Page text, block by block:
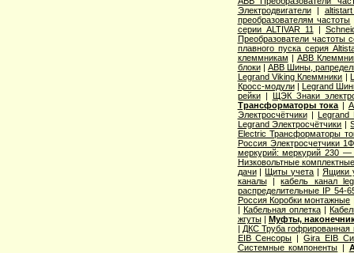
Электродвигатели|
преобразователям частоты
серии ALTIVAR 11
|
Преобразователи частоты
плавного пуска серия
клеммникам | ABB
блоки| ABB Шины,
Legrand Viking Клеммники |
Кросс-модули| Legrand
рейки| ЩЭК Знаки
Трансформаторы тока |
Электросчётчики| Legrand
Legrand Электросчётчики |
Electric Трансформаторы
Россия Электросчетчики
меркурий: меркурий 230 —
Низковольтные
дачи|Щиты учета |Ящики
каналы|кабель канал
распределительные IP 54-
Россия Коробки монтажные
| Кабельная оплетка|
жгуты| Муфты,
| ДКС Труба гофрированная
EIB Сенсоры |Gira EIB
Системные компоненты |